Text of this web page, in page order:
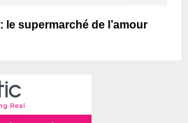
supermarché de l’amour